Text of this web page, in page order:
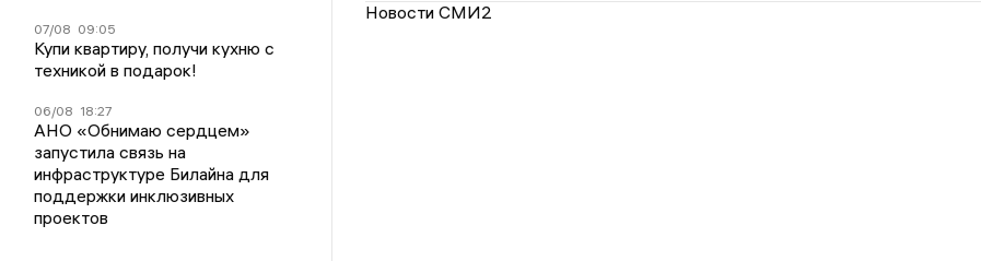
07/08 09:05
Купи квартиру, получи кухню с
техникой в подарок!
06/08 18:27
АНО «Обнимаю сердцем»
запустила связь на
инфраструктуре Билайна для
поддержки инклюзивных
проектов
Новости СМИ2